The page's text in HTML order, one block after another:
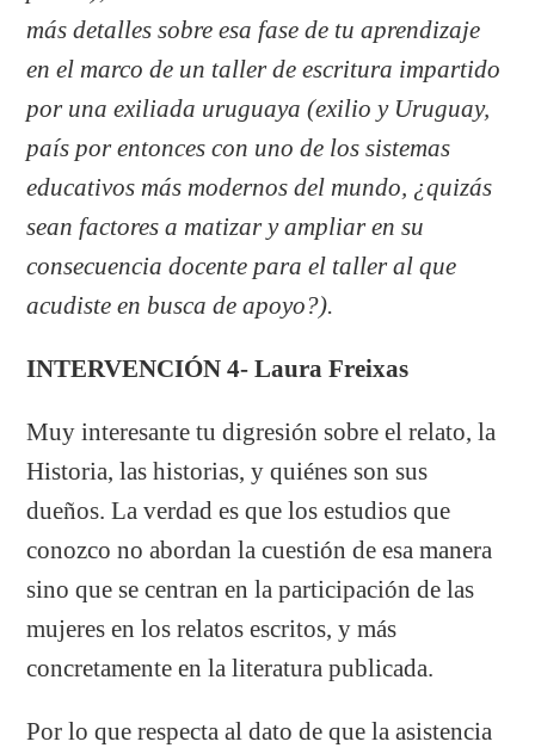
más detalles sobre esa fase de tu aprendizaje
en el marco de un taller de escritura impartido
por una exiliada uruguaya (exilio y Uruguay,
país por entonces con uno de los sistemas
educativos más modernos del mundo, ¿quizás
sean factores a matizar y ampliar en su
consecuencia docente para el taller al que
acudiste en busca de apoyo?).
INTERVENCIÓN 4- Laura Freixas
Muy interesante tu digresión sobre el relato, la
Historia, las historias, y quiénes son sus
dueños. La verdad es que los estudios que
conozco no abordan la cuestión de esa manera
sino que se centran en la participación de las
mujeres en los relatos escritos, y más
concretamente en la literatura publicada.
Por lo que respecta al dato de que la asistencia